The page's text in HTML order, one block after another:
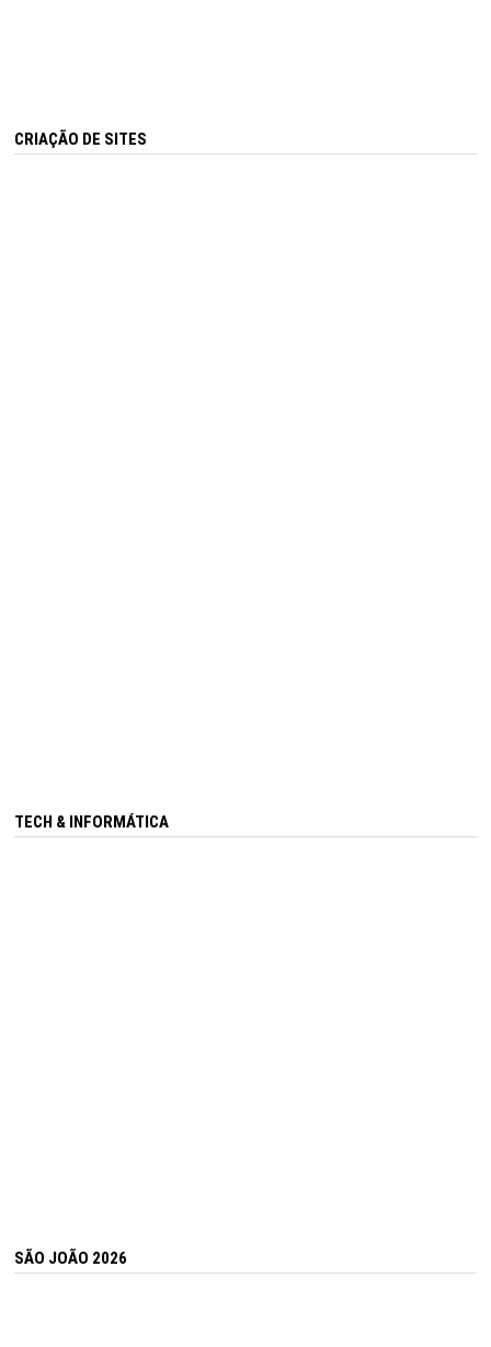
CRIAÇÃO DE SITES
TECH & INFORMÁTICA
SÃO JOÃO 2026